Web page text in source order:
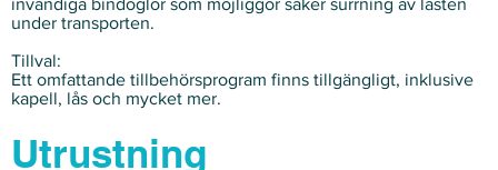
invändiga bindöglor som möjliggör säker surrning av lasten
under transporten.
Tillval:
Ett omfattande tillbehörsprogram finns tillgängligt, inklusive
kapell, lås och mycket mer.
Utrustning